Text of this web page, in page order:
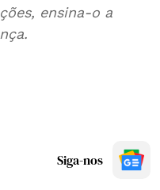
ensina-o a
Siga-nos